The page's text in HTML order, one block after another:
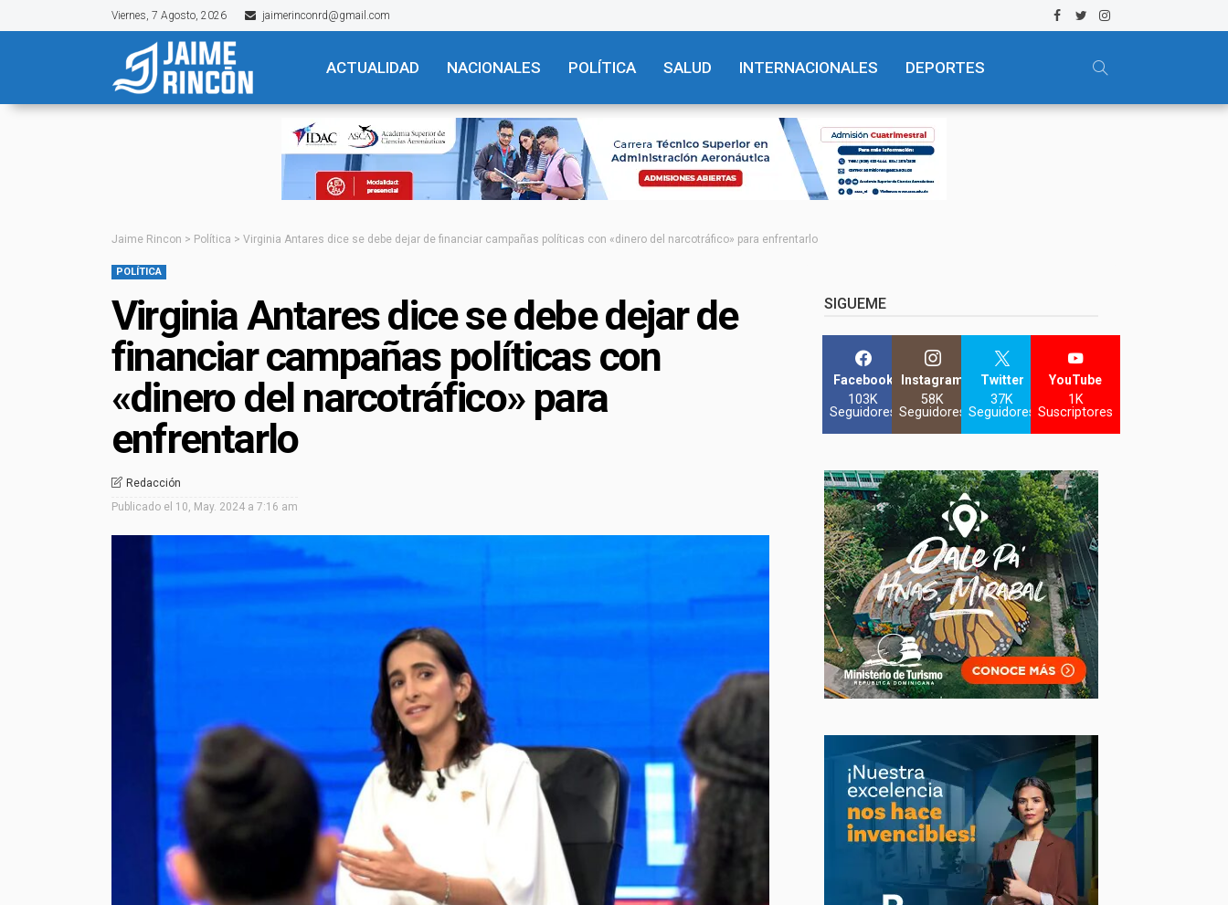
Viernes, 7 Agosto, 2026 jaimerinconrd@gmail.com
ACTUALIDAD NACIONALES POLÍTICA SALUD INTERNACIONALES DEPORTES
Jaime Rincon > Política > Virginia Antares dice se debe dejar de financiar campañas políticas con «dinero del narcotráfico» para enfrentarlo
POLÍTICA
Virginia Antares dice se debe dejar de
financiar campañas políticas con
«dinero del narcotráfico» para
enfrentarlo
Redacción
Publicado el 10, May. 2024 a 7:16 am
SIGUEME
Facebook
103K
Seguidores
Instagram
58K
Seguidores
Twitter
37K
Seguidores
YouTube
1K
Suscriptores